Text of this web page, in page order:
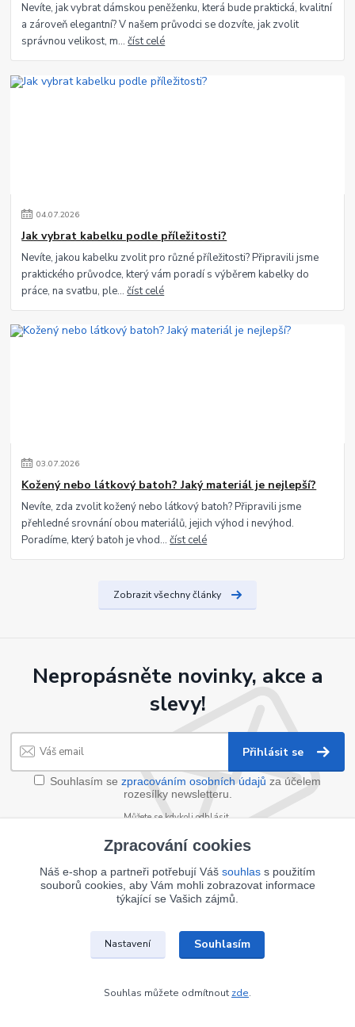
Nevíte, jak vybrat dámskou peněženku, která bude praktická, kvalitní
a zároveň elegantní? V našem průvodci se dozvíte, jak zvolit
správnou velikost, m...číst celé
04.07.2026
Jak vybrat kabelku podle příležitosti?
Nevíte, jakou kabelku zvolit pro různé příležitosti? Připravili jsme
praktického průvodce, který vám poradí s výběrem kabelky do
práce, na svatbu, ple...číst celé
03.07.2026
Kožený nebo látkový batoh? Jaký materiál je nejlepší?
Nevíte, zda zvolit kožený nebo látkový batoh? Připravili jsme
přehledné srovnání obou materiálů, jejich výhod i nevýhod.
Poradíme, který batoh je vhod...číst celé
Zobrazit všechny články
Nepropásněte novinky, akce a
slevy!
Přihlásit se
Souhlasím se zpracováním osobních údajů za účelem
rozesílky newsletteru.
Můžete se kdykoli odhlásit.
Zpracování cookies
Náš e-shop a partneři potřebují Váš souhlas s použitím
souborů cookies, aby Vám mohli zobrazovat informace
týkající se Vašich zájmů.
Nastavení Souhlasím
Souhlas můžete odmítnout zde.